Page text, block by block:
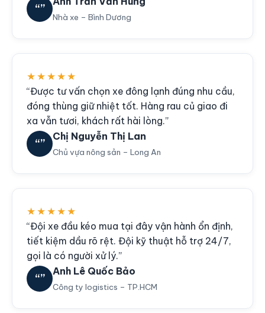
“”
Nhà xe – Bình Dương
★★★★★
“Được tư vấn chọn xe đông lạnh đúng nhu cầu,
đóng thùng giữ nhiệt tốt. Hàng rau củ giao đi
xa vẫn tươi, khách rất hài lòng.”
“”
Chị Nguyễn Thị Lan
Chủ vựa nông sản – Long An
★★★★★
“Đội xe đầu kéo mua tại đây vận hành ổn định,
tiết kiệm dầu rõ rệt. Đội kỹ thuật hỗ trợ 24/7,
gọi là có người xử lý.”
“”
Anh Lê Quốc Bảo
Công ty logistics – TP.HCM